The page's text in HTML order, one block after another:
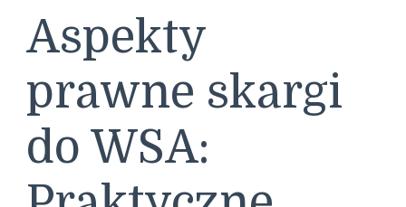
Aspekty
prawne skargi
do WSA: